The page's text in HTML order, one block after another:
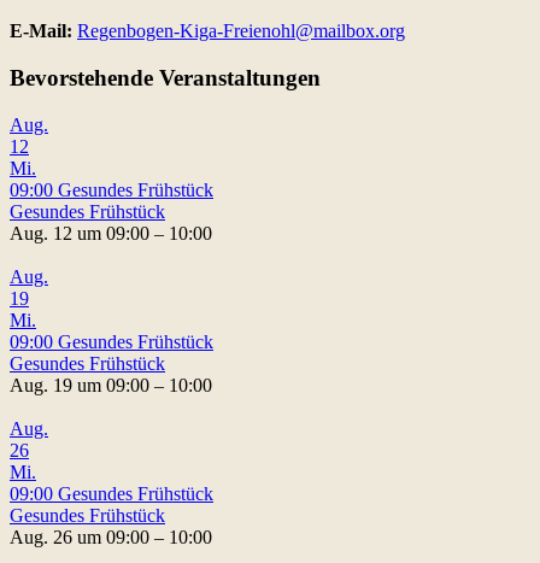
E-Mail: Regenbogen-Kiga-Freienohl@mailbox.org
Bevorstehende Veranstaltungen
Aug.
12
Mi.
09:00 Gesundes Frühstück
Gesundes Frühstück
Aug. 12 um 09:00 – 10:00
Aug.
19
Mi.
09:00 Gesundes Frühstück
Gesundes Frühstück
Aug. 19 um 09:00 – 10:00
Aug.
26
Mi.
09:00 Gesundes Frühstück
Gesundes Frühstück
Aug. 26 um 09:00 – 10:00